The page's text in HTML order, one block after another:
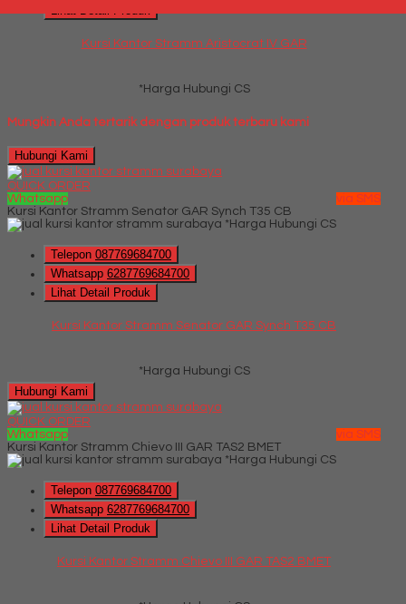
Kursi Kantor Stramm Aristocrat IV GAR
*Harga Hubungi CS
Mungkin Anda tertarik dengan produk terbaru kami
Hubungi Kami
QUICK ORDER
Whatsapp
via SMS
Kursi Kantor Stramm Senator GAR Synch T35 CB
*Harga Hubungi CS
Telepon 087769684700
Whatsapp 6287769684700
Lihat Detail Produk
Kursi Kantor Stramm Senator GAR Synch T35 CB
*Harga Hubungi CS
Hubungi Kami
QUICK ORDER
Whatsapp
via SMS
Kursi Kantor Stramm Chievo III GAR TAS2 BMET
*Harga Hubungi CS
Telepon 087769684700
Whatsapp 6287769684700
Lihat Detail Produk
Kursi Kantor Stramm Chievo III GAR TAS2 BMET